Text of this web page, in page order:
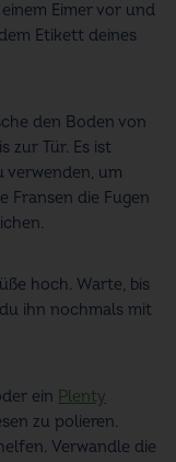
Eimer vor und
Etikett deines
den Boden von
zur Tür. Es ist
verwenden, um
Fransen die Fugen
hoch. Warte, bis
ihn nochmals mit
ein Plenty
zu polieren.
Verwandle die